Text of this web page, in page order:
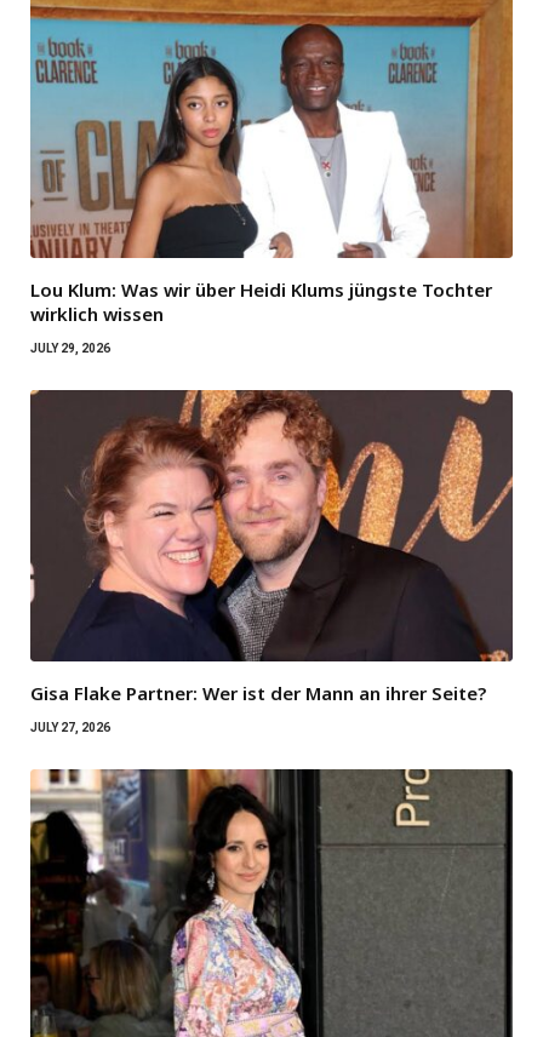
Lou Klum: Was wir über Heidi Klums jüngste Tochter
wirklich wissen
JULY 29, 2026
Gisa Flake Partner: Wer ist der Mann an ihrer Seite?
JULY 27, 2026